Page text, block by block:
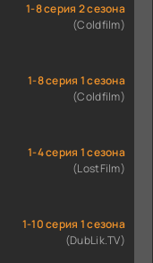
1-8 серия 2 сезона
(Coldfilm)
1-8 серия 1 сезона
(Coldfilm)
1-4 серия 1 сезона
(LostFilm)
1-10 серия 1 сезона
(DubLik.TV)